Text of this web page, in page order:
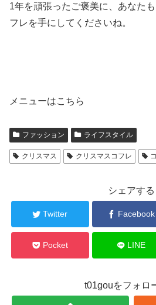
1年を頑張ったご褒美に、あなた
フレを手にしてくださいね。
メニューはこちら
ファッション ライフスタイル
クリスマス クリスマスコフレ
シェアする
Twitter Facebook
Pocket LINE
t01gouをフォロ